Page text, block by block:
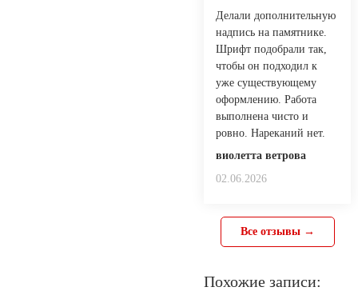
Делали дополнительную
надпись на памятнике.
Шрифт подобрали так,
чтобы он подходил к
уже существующему
оформлению. Работа
выполнена чисто и
ровно. Нареканий нет.
виолетта ветрова
02.06.2026
Все отзывы →
Похожие записи: